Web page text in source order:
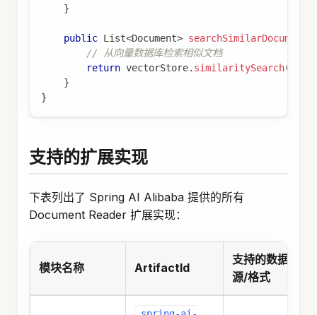
}
public List<Document> searchSimilarDocuments
// 从向量数据库检索相似文档
return vectorStore. similaritySearch(
}
}
支持的扩展实现
下表列出了 Spring AI Alibaba 提供的所有
Document Reader 扩展实现：
模块名称 ArtifactId
支持的数据
源/格式